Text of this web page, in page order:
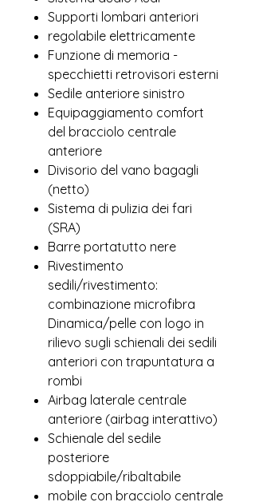
Supporti lombari anteriori
regolabile elettricamente
Funzione di memoria -
specchietti retrovisori esterni
Sedile anteriore sinistro
Equipaggiamento comfort
del bracciolo centrale
anteriore
Divisorio del vano bagagli
(netto)
Sistema di pulizia dei fari
(SRA)
Barre portatutto nere
Rivestimento
sedili/rivestimento:
combinazione microfibra
Dinamica/pelle con logo in
rilievo sugli schienali dei sedili
anteriori con trapuntatura a
rombi
Airbag laterale centrale
anteriore (airbag interattivo)
Schienale del sedile
posteriore
sdoppiabile/ribaltabile
mobile con bracciolo centrale